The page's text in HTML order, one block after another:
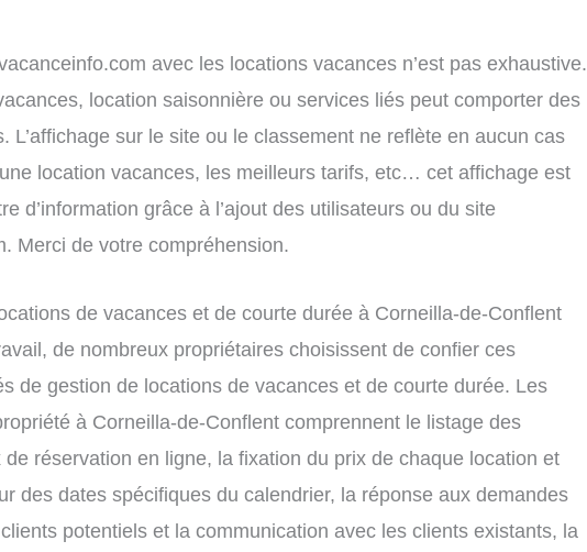
avec les locations vacances n’est pas exhaustive.
location saisonnière ou services liés peut comporter des
L’affichage sur le site ou le classement ne reflète en aucun cas
location vacances, les meilleurs tarifs, etc… cet affichage est
d’information grâce à l’ajout des utilisateurs ou du site
Merci de votre compréhension.
de vacances et de courte durée à Corneilla-de-Conflent
de nombreux propriétaires choisissent de confier ces
de gestion de locations de vacances et de courte durée. Les
à Corneilla-de-Conflent comprennent le listage des
réservation en ligne, la fixation du prix de chaque location et
des dates spécifiques du calendrier, la réponse aux demandes
potentiels et la communication avec les clients existants, la